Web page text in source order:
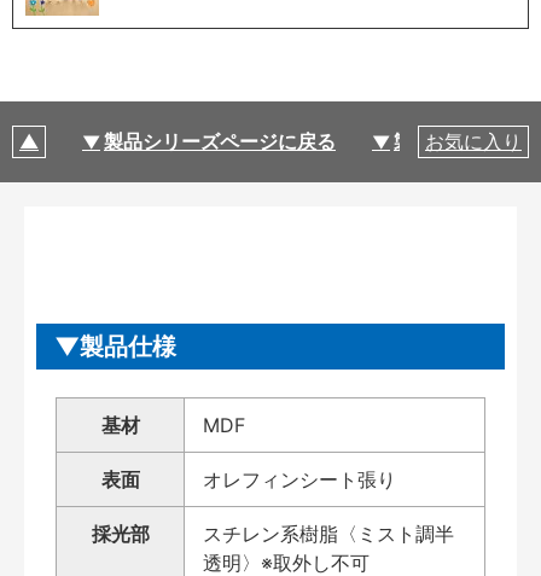
製品シリーズページに戻る 製品仕様
お気に入り
製品仕様
基材 MDF
表面 オレフィンシート張り
採光部
スチレン系樹脂〈ミスト調半
透明〉※取外し不可